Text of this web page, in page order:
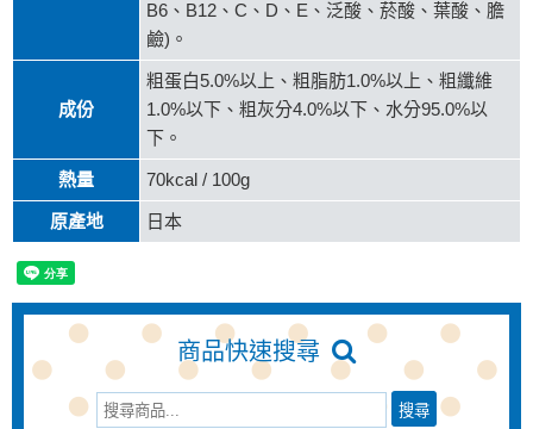
B6、B12、C、D、E、泛酸、菸酸、葉酸、膽
鹼)。
成份
粗蛋白5.0%以上、粗脂肪1.0%以上、粗纖維
1.0%以下、粗灰分4.0%以下、水分95.0%以
下。
熱量 70kcal / 100g
原產地 日本
商品快速搜尋